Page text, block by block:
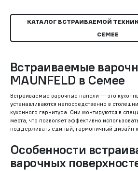
КАТАЛОГ ВСТРАИВАЕМОЙ
СЕМЕЕ
Встраиваемые
MAUNFELD в Семее
Встраиваемые варочные панели — это
устанавливаются непосредственно в
кухонного гарнитура. Они монтируются в
места, что позволяет эффективно
поддерживать единый, гармоничный дизайн
Особенности
варочных